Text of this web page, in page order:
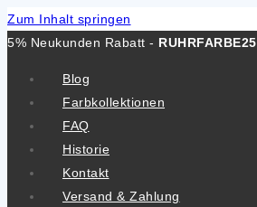
Zum Inhalt springen
5% Neukunden Rabatt - RUHRFARBE25
Blog
Farbkollektionen
FAQ
Historie
Kontakt
Versand & Zahlung